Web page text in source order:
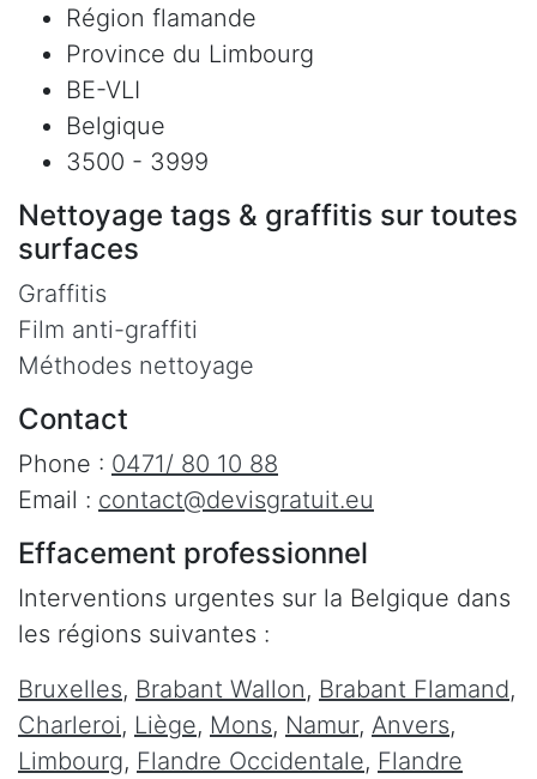
Région flamande
Province du Limbourg
BE-VLI
Belgique
3500 - 3999
Nettoyage tags & graffitis sur toutes
surfaces
Graffitis
Film anti-graffiti
Méthodes nettoyage
Contact
Phone : 0471/ 80 10 88
Email : contact@devisgratuit.eu
Effacement professionnel
Interventions urgentes sur la Belgique dans
les régions suivantes :
Bruxelles, Brabant Wallon, Brabant Flamand,
Charleroi, Liège, Mons, Namur, Anvers,
Limbourg, Flandre Occidentale, Flandre